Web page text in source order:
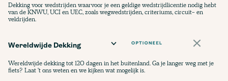
Dekking voor wedstrijden waarvoor je een geldige wedstrijdlicentie nodig hebt
van de KNWU, UCI en UEC, zoals wegwedstrijden, criteriums, circuit- en
veldrijden.
Wereldwijde Dekking
Wereldwijde dekking tot 120 dagen in het buitenland. Ga je langer weg met je
fiets? Laat 't ons weten en we kijken wat mogelijk is.